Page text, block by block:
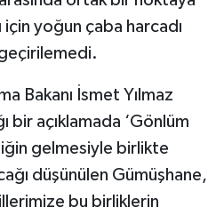
yoğun çaba harcadı
Bakanı İsmet Yılmaz
bir açıklamada ‘Gönlüm
gelmesiyle birlikte
düşünülen Gümüşhane,
bu birliklerin